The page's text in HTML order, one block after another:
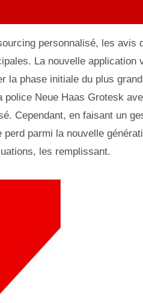
personnalisé, les avis
La nouvelle application
la phase initiale du plus
Neue Haas Grotesk
Cependant, en faisant un
parmi la nouvelle
les remplissant.